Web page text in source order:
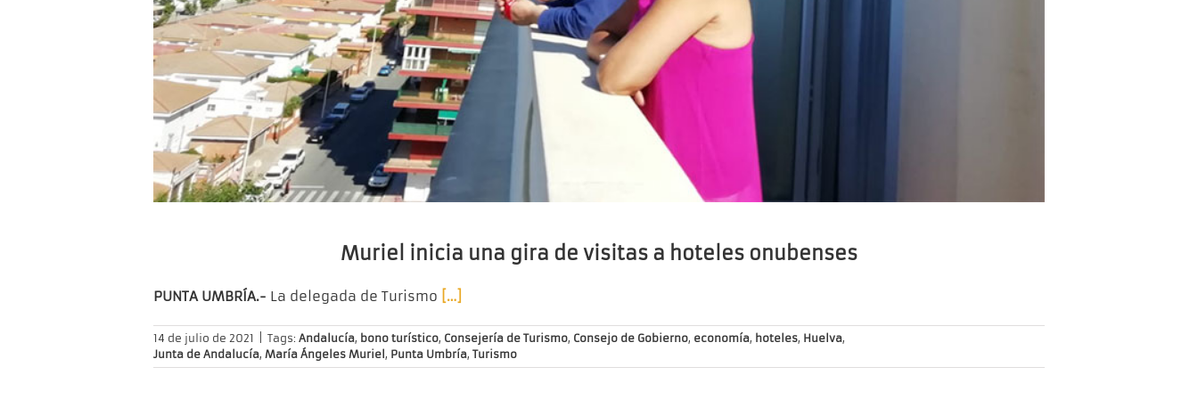
Muriel inicia una gira de visitas a hoteles onubenses
PUNTA UMBRÍA.- La delegada de Turismo […]
14 de julio de 2021 Tags: Andalucía, bono turístico, Consejería de Turismo, Consejo de Gobierno, economía, hoteles, Huelva,
Junta de Andalucía, María Ángeles Muriel , Punta Umbría, Turismo